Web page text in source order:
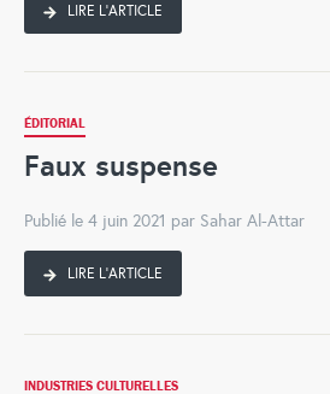
LIRE L'ARTICLE
ÉDITORIAL
Faux suspense
Publié le 4 juin 2021 par Sahar Al-Attar
LIRE L'ARTICLE
INDUSTRIES CULTURELLES